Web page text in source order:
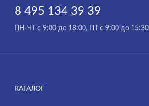
8 495 134 39 39
ПН-ЧТ с 9:00 до 18:00, ПТ с 9:00 до 15:30
КАТАЛОГ